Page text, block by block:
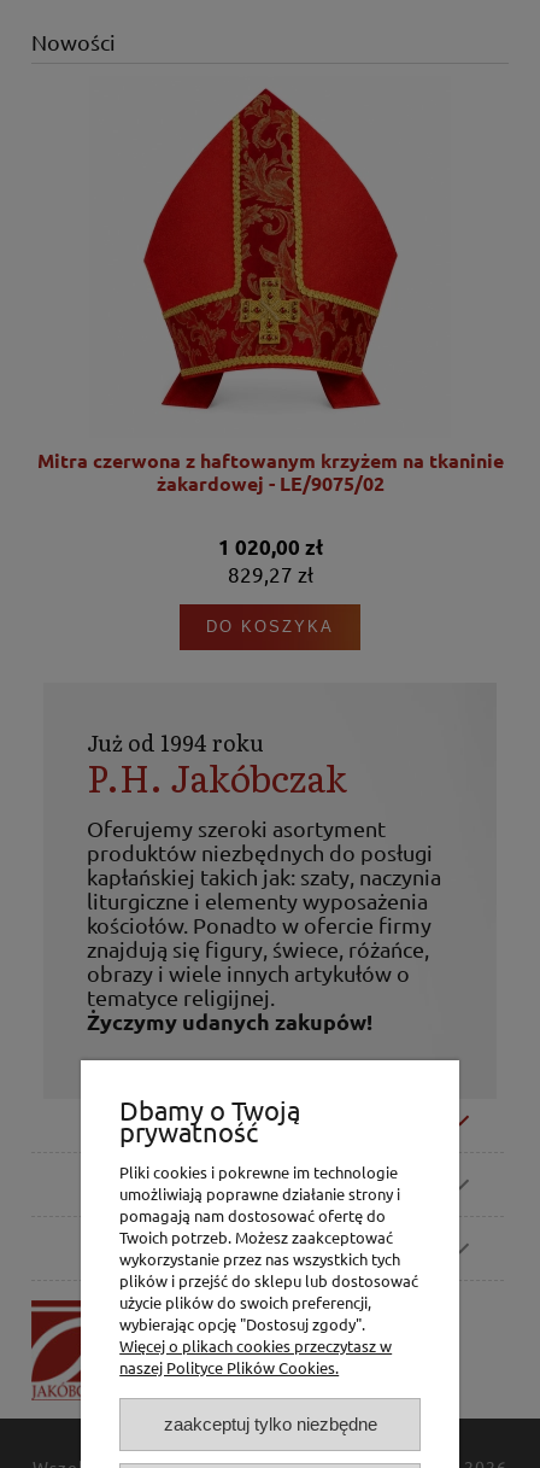
Nowości
Mitra czerwona z haftowanym krzyżem na tkaninie
żakardowej - LE/9075/02
1 020,00 zł
829,27 zł
DO KOSZYKA
Już od 1994 roku
P.H. Jakóbczak
Oferujemy szeroki asortyment
produktów niezbędnych do posługi
kapłańskiej takich jak: szaty, naczynia
liturgiczne i elementy wyposażenia
kościołów. Ponadto w ofercie firmy
znajdują się figury, świece, różańce,
obrazy i wiele innych artykułów o
tematyce religijnej.
Życzymy udanych zakupów!
Moje konto
Zamówienia
Pomoc
P.H. Jakóbczak
Dorota Jakóbczak
Bialska 2/4,
Dbamy o Twoją
prywatność
Pliki cookies i pokrewne im technologie
umożliwiają poprawne działanie strony i
pomagają nam dostosować ofertę do
Twoich potrzeb. Możesz zaakceptować
wykorzystanie przez nas wszystkich tych
plików i przejść do sklepu lub dostosować
użycie plików do swoich preferencji,
wybierając opcję "Dostosuj zgody".
Więcej o plikach cookies przeczytasz w
naszej Polityce Plików Cookies.
zaakceptuj tylko niezbędne